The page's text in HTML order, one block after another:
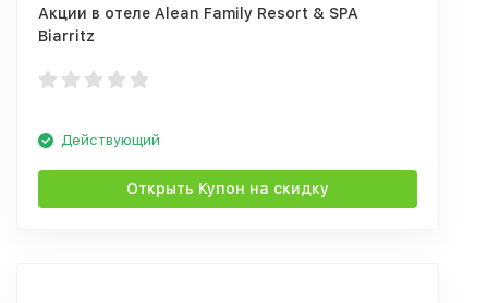
Акции в отеле Alean Family Resort & SPA
Biarritz
Действующий
Открыть Купон на скидку